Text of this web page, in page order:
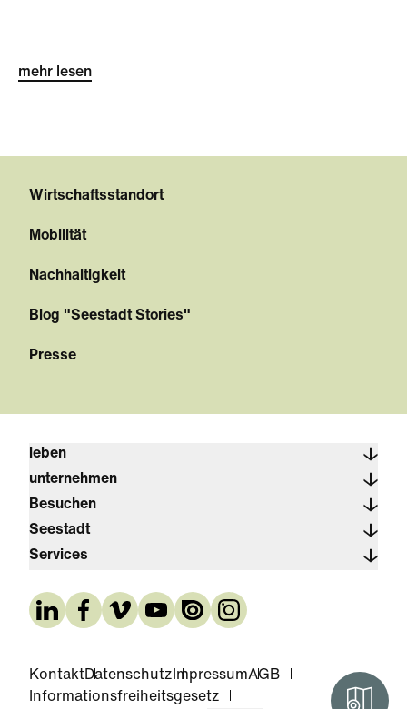
mehr lesen
Wirtschaftsstandort
Mobilität
Nachhaltigkeit
Blog "Seestadt Stories"
Presse
leben
unternehmen
Besuchen
Seestadt
Services
KontaktDatenschutz ImpressumAGB
Informationsfreiheitsgesetz